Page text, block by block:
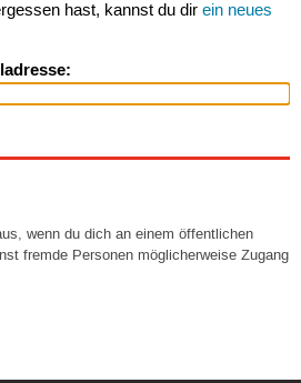
hast, kannst du dir ein neues
wenn du dich an einem öffentlichen
fremde Personen möglicherweise Zugang